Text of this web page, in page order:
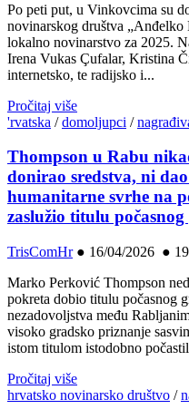
Po peti put, u Vinkovcima su
novinarskog društva „Anđelko
lokalno novinarstvo za 2025.
Irena Vukas Çufalar, Kristina
internetsko, te radijsko i...
Pročitaj više
'rvatska /domoljupci /
Thompson u Rabu
donirao sredstva, ni
humanitarne svrhe na
zaslužio titulu
TrisComHr● 16/04/2026 ●
Marko Perković Thompson
pokreta dobio titulu počasnog
nezadovoljstva među
visoko gradsko priznanje
istom titulom istodobno
Pročitaj više
hrvatsko novinarsko društvo /